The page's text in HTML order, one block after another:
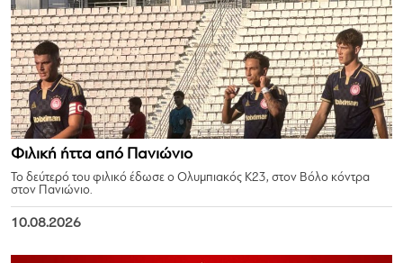
Φιλική ήττα από Πανιώνιο
Το δεύτερό του φιλικό έδωσε ο Ολυμπιακός Κ23, στον Βόλο κόντρα
στον Πανιώνιο.
10.08.2026